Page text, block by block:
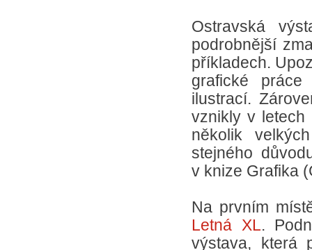
Ostravská
podrobnější
příkladech.
grafické
ilustrací.
vznikly v letech
několik
stejného
v knize Grafika
Na prvním
Letná XL.
výstava, která